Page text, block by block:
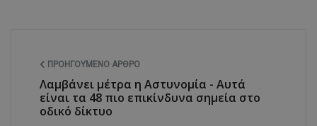
ΠΡΟΗΓΟΎΜΕΝΟ ΆΡΘΡΟ
Λαμβάνει μέτρα η Αστυνομία - Αυτά
είναι τα 48 πιο επικίνδυνα σημεία στο
οδικό δίκτυο